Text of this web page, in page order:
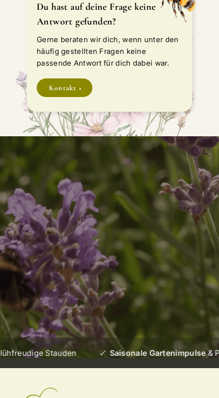
Du hast auf deine Frage keine
Antwort gefunden?
Gerne beraten wir dich, wenn unter den
häufig gestellten Fragen keine
passende Antwort für dich dabei war.
Kontakt
Stauden, die wirklich funktionieren
Hol dir meine besten Tipps für langlebige,
standortgerechte und pflegeleichte Stauden —
direkt in dein Postfach.
Mit dem Klick auf "OK" meldest du dich für meinen Garten-
Newsletter an. Du kannst dich jederzeit mit einem Klick vom
Newsletter abmelden.
Erfahre mehr in derDatenschutzerklärung
Stauden Saisonale Gartenimpulse&